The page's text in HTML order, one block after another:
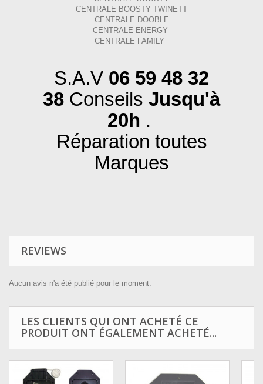
CENTRALE BOOSTY TWINETT
CENTRALE DOOBLE
CENTRALE ENERGY
CENTRALE FAMILY
S.A.V 06 59 48 32
38 Conseils Jusqu'à
20h .
Réparation toutes
Marques
REVIEWS
Aucun avis n'a été publié pour le moment.
LES CLIENTS QUI ONT ACHETÉ CE
PRODUIT ONT ÉGALEMENT ACHETÉ...